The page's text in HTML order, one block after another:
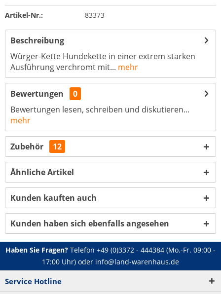
Artikel-Nr.: 83373
Beschreibung
Würger-Kette Hundekette in einer extrem starken
Ausführung verchromt mit... mehr
Bewertungen
0
Bewertungen lesen, schreiben und diskutieren...
mehr
Zubehör 12
Ähnliche Artikel
Kunden kauften auch
Kunden haben sich ebenfalls angesehen
Haben Sie Fragen? Telefon +49 (0)3372 - 444384 (Mo.-Fr. 09:00 -
17:00 Uhr) oder info@land-warenhaus.de
Service Hotline